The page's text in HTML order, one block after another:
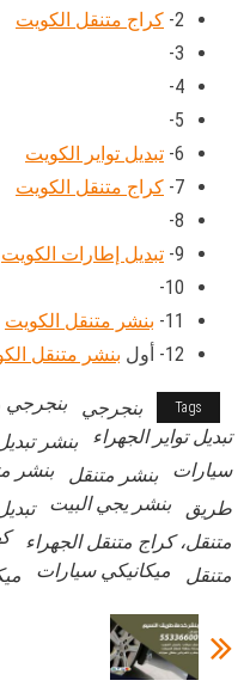
2- كراج متنقل الكويت
3-
4-
5-
6- تبديل تواير الكويت
7- كراج متنقل الكويت
8-
9- تبديل إطارات الكويت
10-
11- بنشر متنقل الكويت
12- أول
بنشر متنقل
Tags بنجرجي بنجرجي
تبديل تواير الجهراء
بنشر
سيارات
بنشر متنقل بنشر
طريق
بنشر يجي البيت
متنقل، كراج متنقل الجهراء
متنقل
ميكانيكي سيارات